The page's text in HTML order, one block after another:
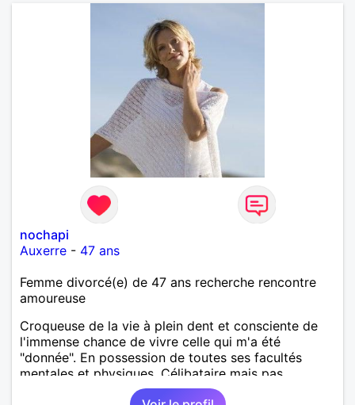
nochapi
Auxerre - 47 ans
Femme divorcé(e) de 47 ans recherche rencontre
amoureuse
Croqueuse de la vie à plein dent et consciente de
l'immense chance de vivre celle qui m'a été
"donnée". En possession de toutes ses facultés
mentales et physiques. Célibataire mais pas
solitaire, je mène une vie bien remplie. Je ne suis